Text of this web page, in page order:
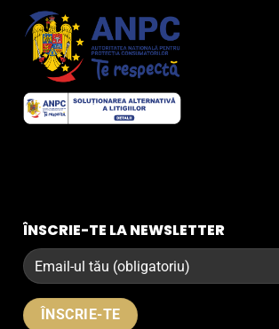
ÎNSCRIE-TE LA NEWSLETTER